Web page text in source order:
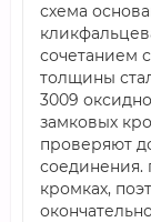
схема
сочетанием
толщины
3009
замковых
проверяют
соединения.
кромках,